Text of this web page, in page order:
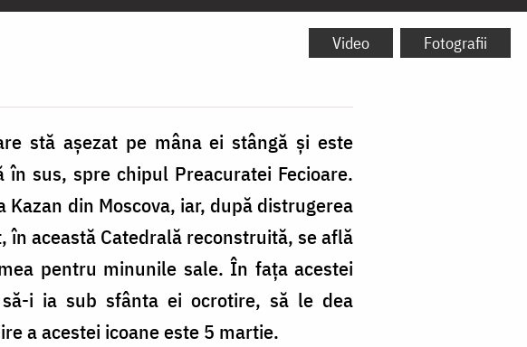
Video Fotografii
stă așezat pe mâna ei stângă și este
sus, spre chipul Preacuratei Fecioare.
din Moscova, iar, după distrugerea
această Catedrală reconstruită, se află
pentru minunile sale. În fața acestei
i ia sub sfânta ei ocrotire, să le dea
a acestei icoane este 5 martie.